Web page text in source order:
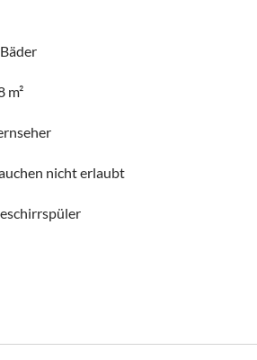
m²
nicht erlaubt